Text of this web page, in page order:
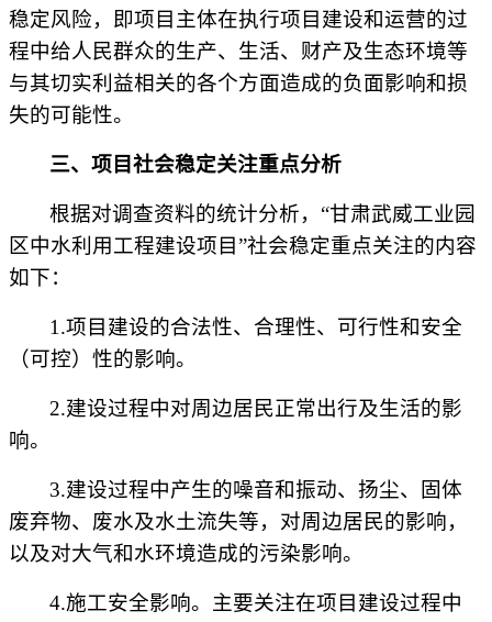
稳定风险，即项目主体在执行项目建设和运营的过
程中给人民群众的生产、生活、财产及生态环境等
与其切实利益相关的各个方面造成的负面影响和损
失的可能性。
三、项目社会稳定关注重点分析
根据对调查资料的统计分析， “甘肃武威工业园
区中水利用工程建设项目”社会稳定重点关注的内容
如下：
1.项目建设的合法性、合理性、可行性和安全
（可控）性的影响。
2.建设过程中对周边居民正常出行及生活的影
响。
3.建设过程中产生的噪音和振动、扬尘、固体
废弃物、废水及水土流失等，对周边居民的影响，
以及对大气和水环境造成的污染影响。
4.施工安全影响。主要关注在项目 建设过程中